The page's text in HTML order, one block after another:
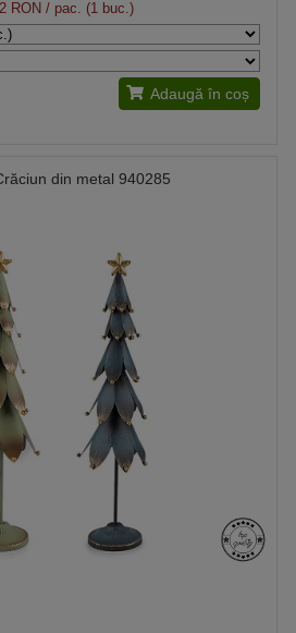
RON / pac. (1 buc.)
Adaugă în coș
din metal 940285